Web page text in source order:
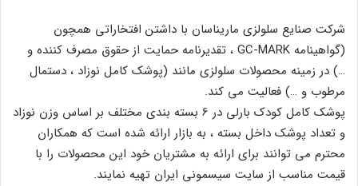
شرکت صنایع سلولزی ماریناسان با داشتن افتخاراتی همچون
(گواهینامه GC-MARK ، تقدیرنامه حمایت از حقوق مصرف کننده و
…) در زمینه محصولات سلولزی مانند (پوشک کامل نوزاد ، دستمال
مرطوب و …) فعالیت می کند.
پوشک کامل کودک بارلی در 6 بسته بندی مختلف بر اساس وزن نوزاد
و تعداد پوشک داخل بسته ، به بازار ارائه شده است که همکاران
محترم می توانند برای ارائه به مشتریان خود این محصولات را با
قیمت مناسب از سایت سیسمونی ایران تهیه نمایند.